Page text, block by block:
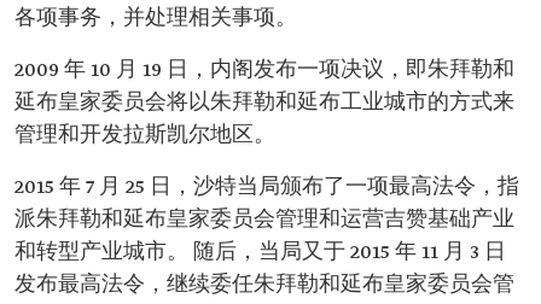
各项事务，并处理相关事项。
2009 年 10 月 19 日，内阁发布一项决议，即朱拜勒和
延布皇家委员会将以朱拜勒和延布工业城市的方式来
管理和开发拉斯凯尔地区。
2015 年 7 月 25 日，沙特当局颁布了一项最高法令，指
派朱拜勒和延布皇家委员会管理和运营吉赞基础产业
和转型产业城市。 随后，当局又于 2015 年 11 月 3 日
发布最高法令，继续委任朱拜勒和延布皇家委员会管